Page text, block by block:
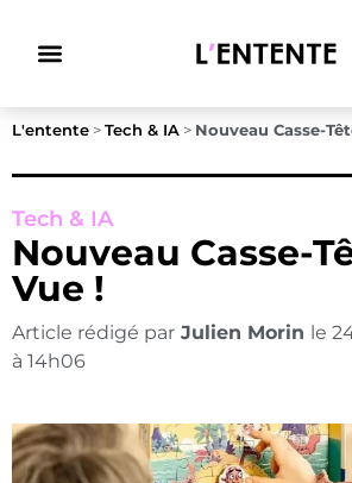
L'entente > Tech & IA > Nouveau Casse-
Tech & IA
Nouveau Casse-
Vue !
Article rédigé par Julien Morin le
à 14h06